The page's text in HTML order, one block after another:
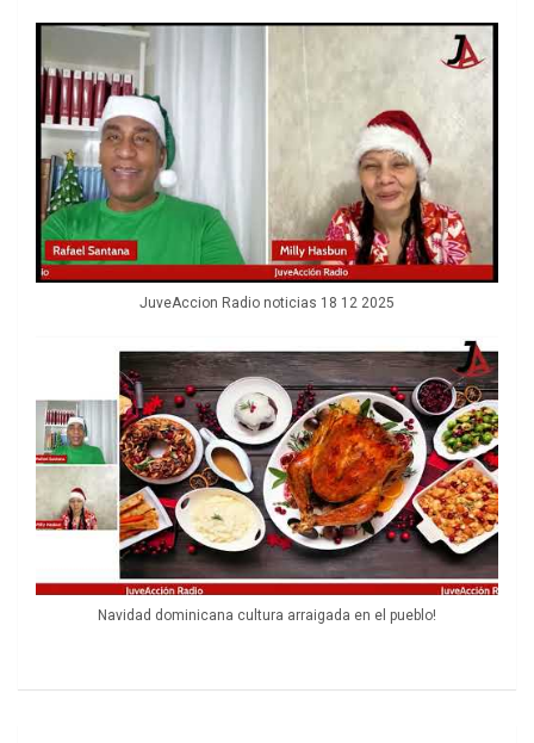
JuveAccion Radio noticias 18 12 2025
Navidad dominicana cultura arraigada en el pueblo!